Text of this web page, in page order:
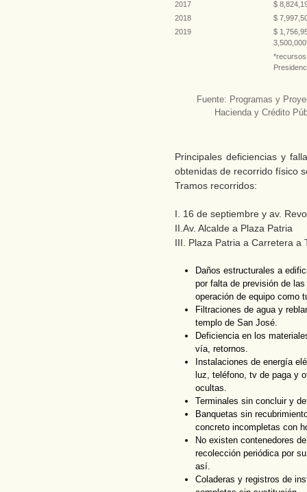
2017
$
2018
$
2019
$
Fuente: Programas y
Hacienda y Crédito
Principales deficiencias y
obtenidas de recorrido físico
Tramos recorridos:
I. 16 de septiembre y av.
II.Av. Alcalde a Plaza Patria
III. Plaza Patria a Carretera a
Daños estructurales a
por falta de previsión de
operación de equipo como
Filtraciones de agua y
templo de San José.
Deficiencia en los
vía, retornos.
Instalaciones de energía
luz, teléfono, tv de paga y
ocultas.
Terminales sin concluir y
Banquetas sin
concreto incompletas con
No existen contenedores
recolección periódica por
así.
Coladeras y registros de